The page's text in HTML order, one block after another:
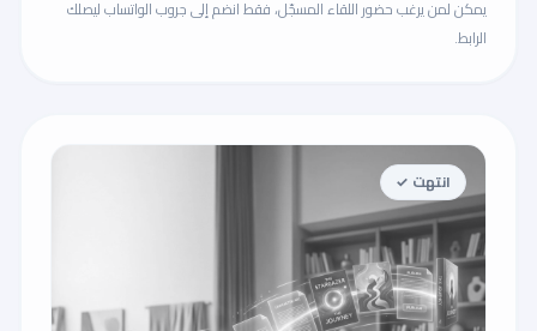
يمكن لمن يرغب حضور اللقاء المسجّل، فقط انضم إلى جروب الواتساب ليصلك
الرابط.
انتهت ✓